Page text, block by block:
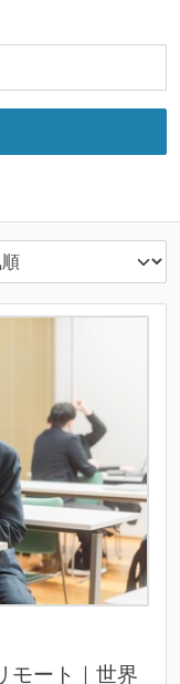
モート｜世界